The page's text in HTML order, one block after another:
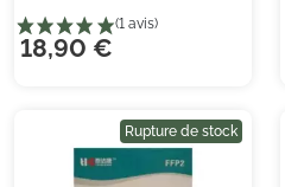
18,90 €
Rupture de stock